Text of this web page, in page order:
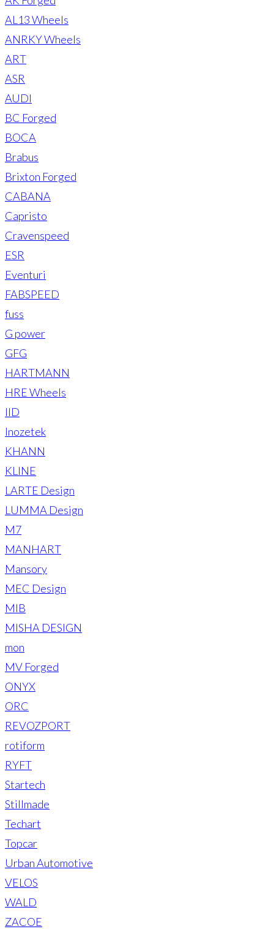
AL13 Wheels
ANRKY Wheels
ART
ASR
AUDI
BC Forged
BOCA
Brabus
Brixton Forged
CABANA
Capristo
Cravenspeed
ESR
Eventuri
FABSPEED
fuss
G power
GFG
HARTMANN
HRE Wheels
IID
Inozetek
KHANN
KLINE
LARTE Design
LUMMA Design
M7
MANHART
Mansory
MEC Design
MIB
MISHA DESIGN
mon
MV Forged
ONYX
ORC
REVOZPORT
rotiform
RYFT
Startech
Stillmade
Techart
Topcar
Urban Automotive
VELOS
WALD
ZACOE